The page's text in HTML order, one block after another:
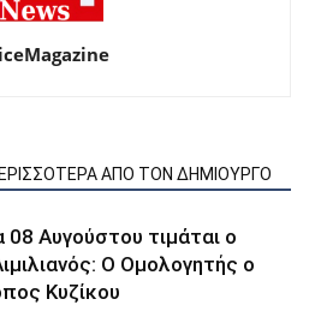
ΑΠΟ ΤΟΝ ΔΗΜΙΟΥΡΓΟ
08 Αυγούστου τιμάται ο
Ο Ομολογητής ο
Κυζίκου